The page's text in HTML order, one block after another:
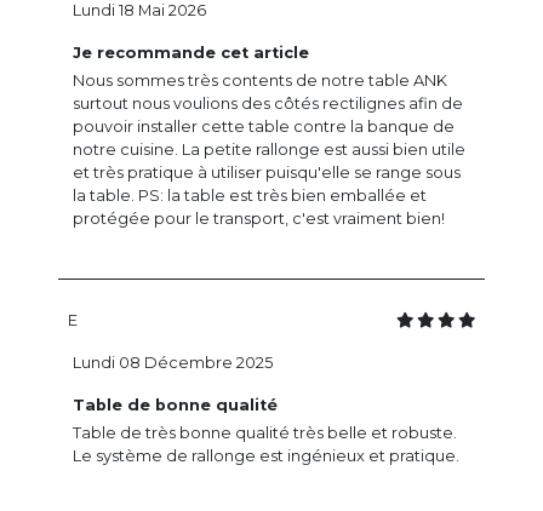
Je recommande cet article
Nous sommes très contents de notre table ANK
surtout nous voulions des côtés rectilignes afin de
pouvoir installer cette table contre la banque de
notre cuisine. La petite rallonge est aussi bien utile
et très pratique à utiliser puisqu'elle se range sous
la table. PS: la table est très bien emballée et
protégée pour le transport, c'est vraiment bien!
Lundi 18 Mai 2026
E
Table de bonne qualité
Table de très bonne qualité très belle et robuste.
Le système de rallonge est ingénieux et pratique.
Lundi 08 Décembre 2025